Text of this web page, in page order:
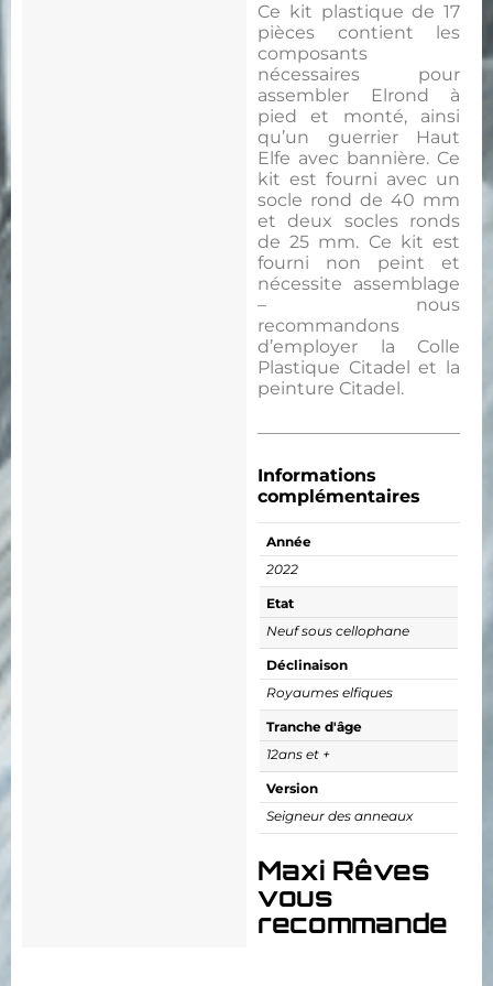
Ce kit plastique de 17
pièces contient les
composants
nécessaires pour
assembler Elrond à
pied et monté, ainsi
qu’un guerrier Haut
Elfe avec bannière. Ce
kit est fourni avec un
socle rond de 40 mm
et deux socles ronds
de 25 mm. Ce kit est
fourni non peint et
nécessite assemblage
– nous
recommandons
d’employer la Colle
Plastique Citadel et la
peinture Citadel.
Informations
complémentaires
Année
2022
Etat
Neuf sous cellophane
Déclinaison
Royaumes elfiques
Tranche d'âge
12ans et +
Version
Seigneur des anneaux
Maxi Rêves
vous
recommande